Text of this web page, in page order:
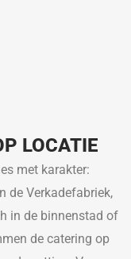
LOCATIE
met karakter:
de Verkadefabriek,
in de binnenstad of
de catering op